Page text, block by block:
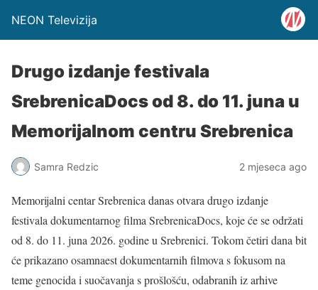
NEON Televizija
Drugo izdanje festivala
SrebrenicaDocs od 8. do 11. juna u
Memorijalnom centru Srebrenica
Samra Redzic 2 mjeseca ago
Memorijalni centar Srebrenica danas otvara drugo izdanje
festivala dokumentarnog filma SrebrenicaDocs, koje će se održati
od 8. do 11. juna 2026. godine u Srebrenici. Tokom četiri dana bit
će prikazano osamnaest dokumentarnih filmova s fokusom na
teme genocida i suočavanja s prošlošću, odabranih iz arhive